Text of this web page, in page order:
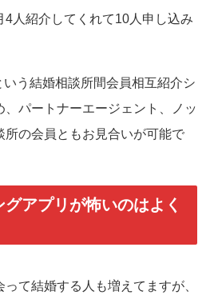
4人紹介してくれて10人申し込み
う結婚相談所間会員相互紹介シ
、パートナーエージェント、ノッ
所の会員ともお見合いが可能で
アプリが怖いのはよく
て結婚する人も増えてますが、